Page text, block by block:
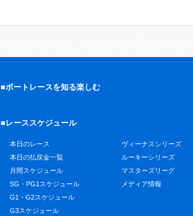
■ボートレースを知る楽しむ
■レーススケジュール
本日のレース
本日の払戻金一覧
月間スケジュール
SG・PG1スケジュール
G1・G2スケジュール
G3スケジュール
ヴィーナスシリーズ
ルーキーシリーズ
マスターズリーグ
メディア情報